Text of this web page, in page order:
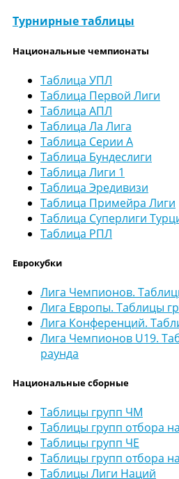
Турнирные таблицы
Национальные чемпионаты
Таблица УПЛ
Таблица Первой Лиги
Таблица АПЛ
Таблица Ла Лига
Таблица Серии А
Таблица Бундеслиги
Таблица Лиги 1
Таблица Эредивизи
Таблица Примейра Лиги
Таблица Суперлиги
Таблица РПЛ
Еврокубки
Лига Чемпионов.
Лига Европы. Таблицы
Лига Конференций.
Лига Чемпионов U19.
раунда
Национальные сборные
Таблицы групп ЧМ
Таблицы групп отбора
Таблицы групп ЧЕ
Таблицы групп отбора
Таблицы Лиги Наций